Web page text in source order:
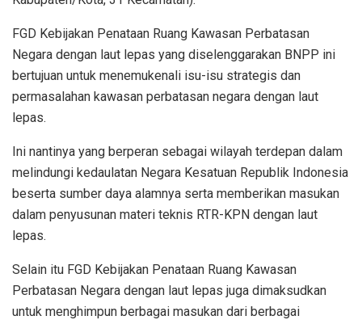
FGD Kebijakan Penataan Ruang Kawasan Perbatasan
Negara dengan laut lepas yang diselenggarakan BNPP ini
bertujuan untuk menemukenali isu-isu strategis dan
permasalahan kawasan perbatasan negara dengan laut
lepas.
Ini nantinya yang berperan sebagai wilayah terdepan dalam
melindungi kedaulatan Negara Kesatuan Republik Indonesia
beserta sumber daya alamnya serta memberikan masukan
dalam penyusunan materi teknis RTR-KPN dengan laut
lepas.
Selain itu FGD Kebijakan Penataan Ruang Kawasan
Perbatasan Negara dengan laut lepas juga dimaksudkan
untuk menghimpun berbagai masukan dari berbagai